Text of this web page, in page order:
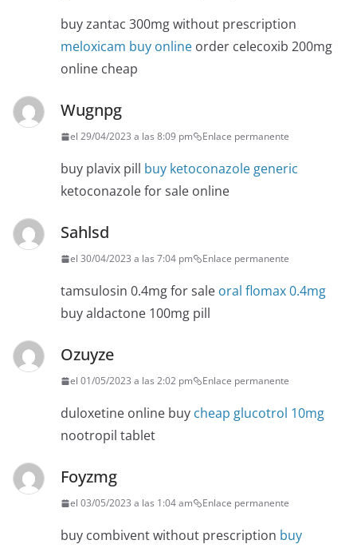
buy zantac 300mg without prescription
meloxicam buy online order celecoxib 200mg
online cheap
Wugnpg
el 29/04/2023 a las 8:09 pm Enlace permanente
buy plavix pill buy ketoconazole generic
ketoconazole for sale online
Sahlsd
el 30/04/2023 a las 7:04 pm Enlace permanente
tamsulosin 0.4mg for sale oral flomax 0.4mg
buy aldactone 100mg pill
Ozuyze
el 01/05/2023 a las 2:02 pm Enlace permanente
duloxetine online buy cheap glucotrol 10mg
nootropil tablet
Foyzmg
el 03/05/2023 a las 1:04 am Enlace permanente
buy combivent without prescription buy